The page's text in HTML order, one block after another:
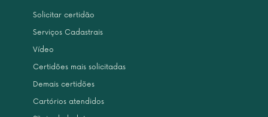
Solicitar certidão
Serviços Cadastrais
Vídeo
Certidões mais solicitadas
Demais certidões
Cartórios atendidos